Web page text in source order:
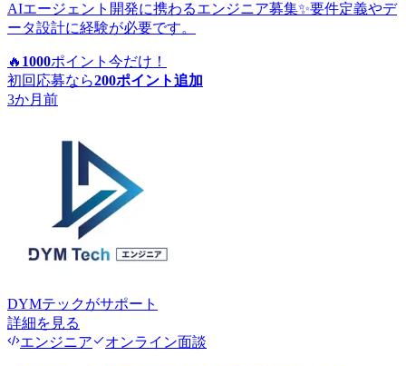
AIエージェント開発に携わるエンジニア募集✨要件定義やデ
ータ設計に経験が必要です。
🔥 1000ポイント 今だけ！
初回応募なら200ポイント追加
3か月前
DYMテックがサポート
詳細を見る
エンジニア
オンライン面談